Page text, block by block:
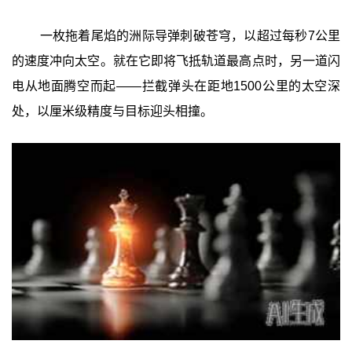
一枚拖着尾焰的洲际导弹刺破苍穹，以超过每秒7公里
的速度冲向太空。就在它即将飞抵轨道最高点时，另一道闪
电从地面腾空而起——拦截弹头在距地1500公里的太空深
处，以厘米级精度与目标迎头相撞。